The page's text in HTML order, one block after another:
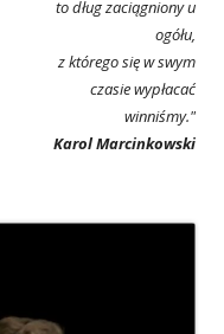
to dług zaciągniony u
ogółu,
z którego się w swym
czasie wypłacać
winniśmy."
Karol Marcinkowski